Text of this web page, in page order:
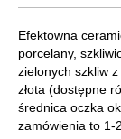
Efektowna
porcelany,
zielonych szkliw
złota (dostępne
średnica oczka
zamówienia to 1-